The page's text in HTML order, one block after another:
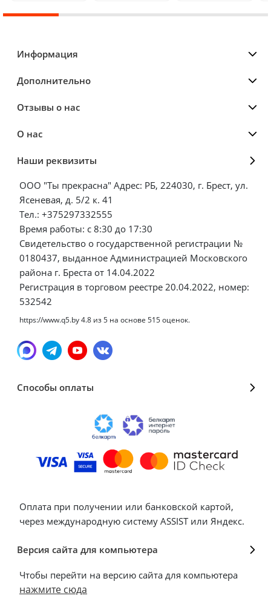
Информация
Дополнительно
Отзывы о нас
О нас
Наши реквизиты
ООО "Ты прекрасна" Адрес: РБ, 224030, г. Брест, ул.
Ясеневая, д. 5/2 к. 41
Тел.: +375297332555
Время работы: с 8:30 до 17:30
Свидетельство о государственной регистрации №
0180437, выданное Администрацией Московского
района г. Бреста от 14.04.2022
Регистрация в торговом реестре 20.04.2022, номер:
532542
https://www.q5.by4.8 из5 на основе 515оценок.
Способы оплаты
Оплата при получении или банковской картой,
через международную систему ASSIST или Яндекс.
Версия сайта для компьютера
Чтобы перейти на версию сайта для компьютера
нажмите сюда